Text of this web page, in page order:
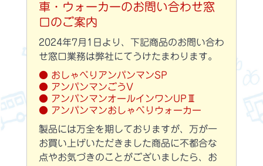
車・ウォーカーのお問い合わせ窓
口のご案内
2024年7月1日より、下記商品のお問い合わ
せ窓口業務は弊社にてうけたまわります。
● おしゃべりアンパンマンSP
● アンパンマンごうV
● アンパンマンオールインワンUPⅢ
● アンパンマンおしゃべりウォーカー
製品には万全を期しておりますが、万が一
お買い上げいただきました商品に不都合な
点やお気づきのことがございましたら、お